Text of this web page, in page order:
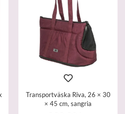
Transportväska Riva, 26 × 30
× 45 cm, sangria